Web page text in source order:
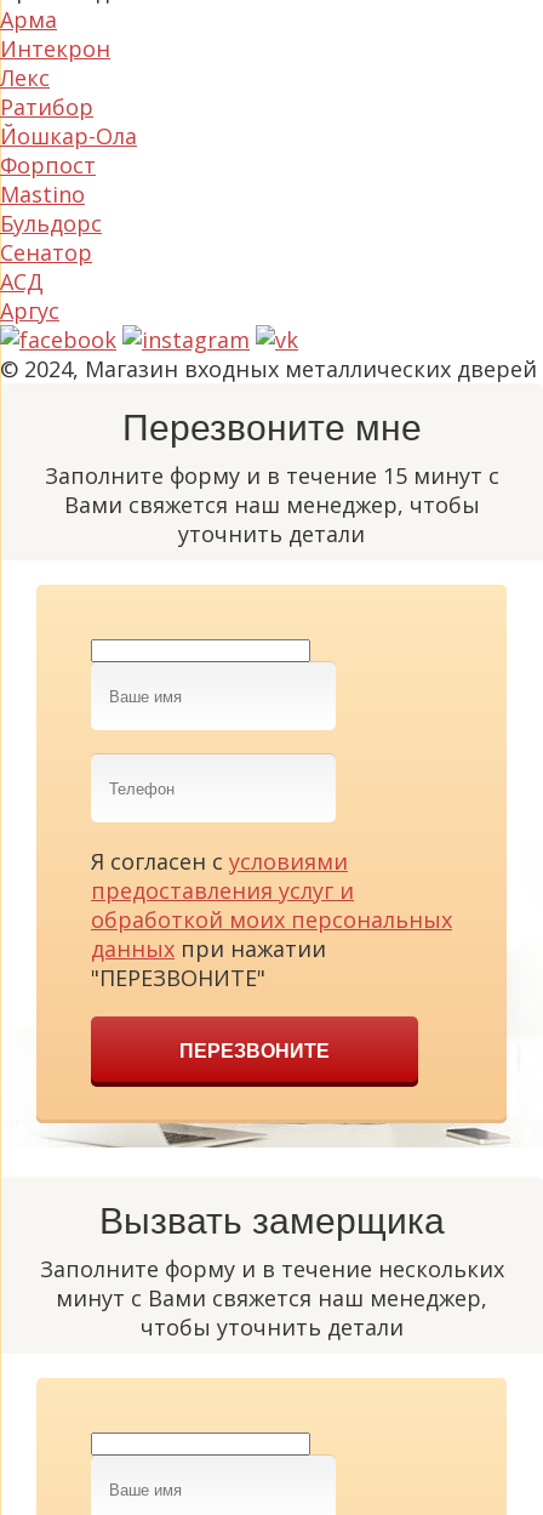
Арма
Интекрон
Лекс
Ратибор
Йошкар-Ола
Форпост
Mastino
Бульдорс
Сенатор
АСД
Аргус
© 2024, Магазин входных металлических дверей
Перезвоните мне
Заполните форму и в течение 15 минут с
Вами свяжется наш менеджер, чтобы
уточнить детали
Ваше
имя
Телефон
Я согласен с условиями
предоставления услуг и
обработкой моих персональных
данных при нажатии
"ПЕРЕЗВОНИТЕ"
ПЕРЕЗВОНИТЕ
Вызвать замерщика
Заполните форму и в течение нескольких
минут с Вами свяжется наш менеджер,
чтобы уточнить детали
Ваше
имя